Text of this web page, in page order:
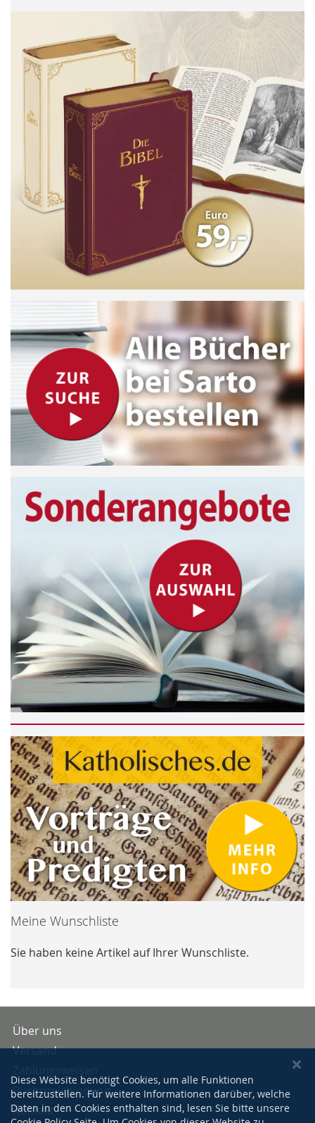
Meine Wunschliste
Sie haben keine Artikel auf Ihrer Wunschliste.
Über uns
Versand
Buchpreisbindung
Kontakt
Diese Website benötigt Cookies, um alle Funktionen
bereitzustellen. Für weitere Informationen darüber, welche
Daten in den Cookies enthalten sind, lesen Sie bitte unsere